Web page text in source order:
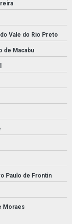
Vale do Rio Preto
de Macabu
Paulo de Frontin
Moraes